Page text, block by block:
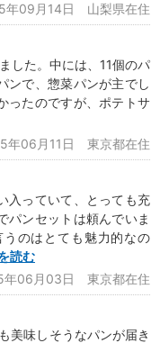
年09月14日 山梨県在住
した。中には、11個のパ
ンで、惣菜パンが主でし
ったのですが、ポテトサ
年06月11日 東京都在住
入っていて、とっても充
パンセットは頼んでいま
のはとても魅力的なの
読む
年06月03日 東京都在住
美味しそうなパンが届き